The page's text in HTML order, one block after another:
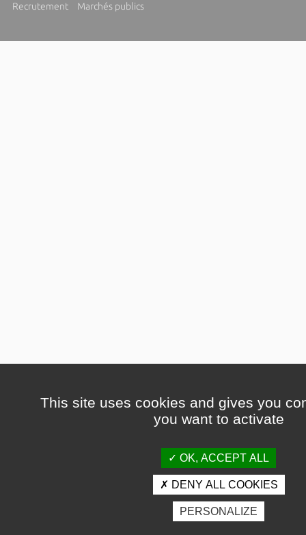
Recrutement
Marchés publics
This site uses cookies and gives you
you want to activate
OK, ACCEPT ALL
DENY ALL COOKIES
PERSONALIZE